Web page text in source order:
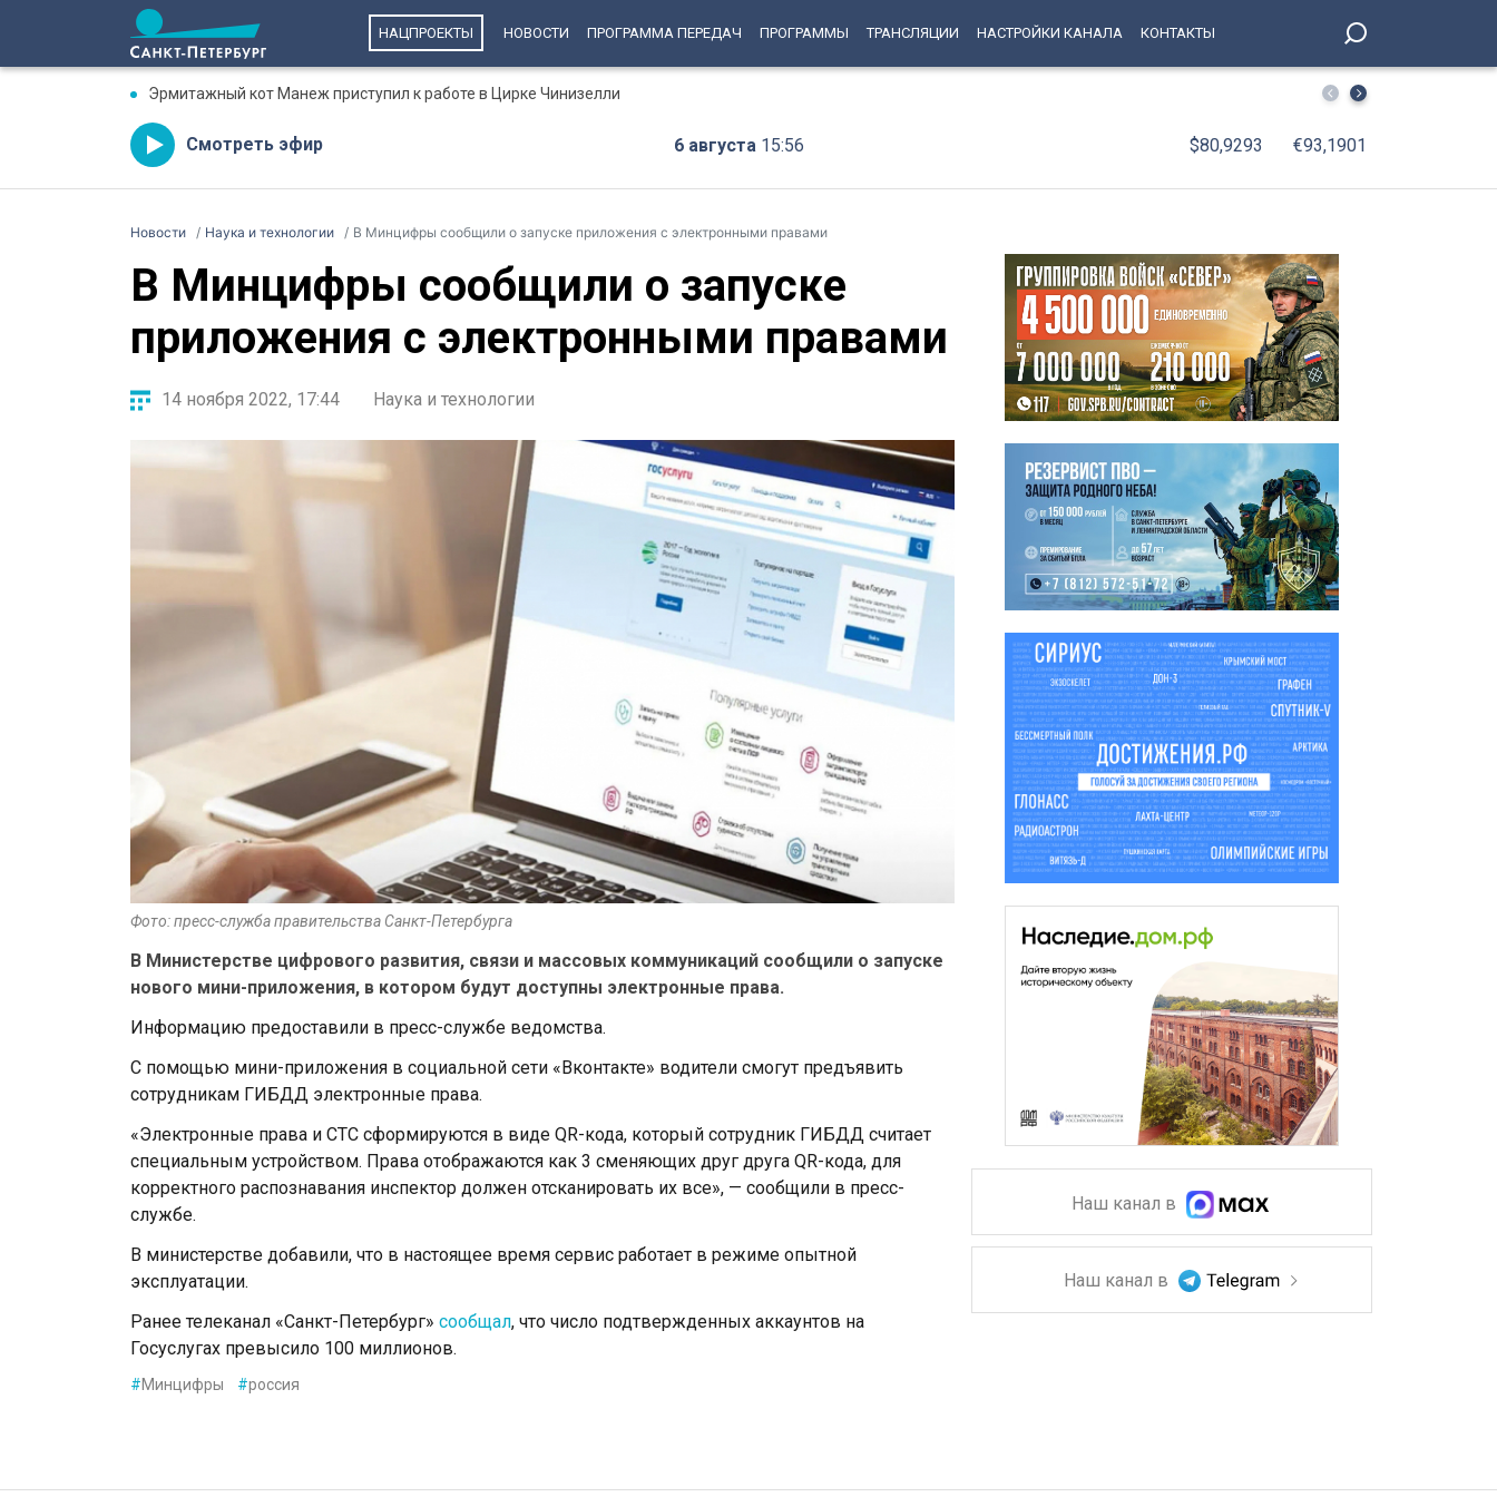
НАЦПРОЕКТЫ НОВОСТИ ПРОГРАММА ПЕРЕДАЧ ПРОГРАММЫ ТРАНСЛЯЦИИ НАСТРОЙКИ КАНАЛА КОНТАКТЫ
Эрмитажный кот Манеж приступил к работе в Цирке Чинизелли Ночь на 6 августа вошла в пятерку самых теплых в
Смотреть эфир 6 августа 15:56 $80,9293 €93,1901
Новости Наука и технологии В Минцифры сообщили о запуске приложения с электронными правами
В Минцифры сообщили о запуске
приложения с электронными правами
14 ноября 2022, 17:44 Наука и технологии
Фото: пресс-служба правительства Санкт-Петербурга
В Министерстве цифрового развития, связи и массовых коммуникаций сообщили о запуске
нового мини-приложения, в котором будут доступны электронные права.
Информацию предоставили в пресс-службе ведомства.
С помощью мини-приложения в социальной сети «Вконтакте» водители смогут предъявить
сотрудникам ГИБДД электронные права.
«Электронные права и СТС сформируются в виде QR-кода, который сотрудник ГИБДД считает
специальным устройством. Права отображаются как 3 сменяющих друг друга QR-кода, для
корректного распознавания инспектор должен отсканировать их все», — сообщили в пресс-
службе.
В министерстве добавили, что в настоящее время сервис работает в режиме опытной
эксплуатации.
Ранее телеканал «Санкт-Петербург» сообщал, что число подтвержденных аккаунтов на
Госуслугах превысило 100 миллионов.
#Минцифры #россия
Наш канал в
Наш канал в